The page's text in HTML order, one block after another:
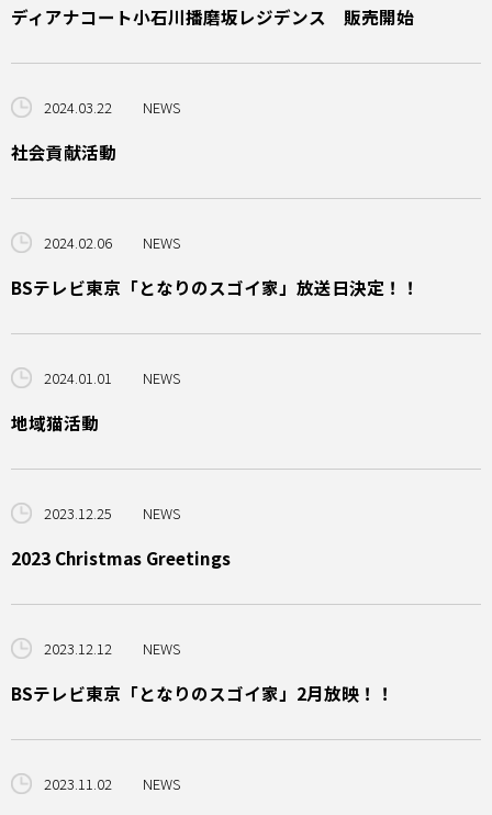
ディアナコート小石川播磨坂レジデンス 販売開始
2024.03.22 NEWS
社会貢献活動
2024.02.06 NEWS
BSテレビ東京「となりのスゴイ家」放送日決定！！
2024.01.01 NEWS
地域猫活動
2023.12.25 NEWS
2023 Christmas Greetings
2023.12.12 NEWS
BSテレビ東京「となりのスゴイ家」2月放映！！
2023.11.02 NEWS